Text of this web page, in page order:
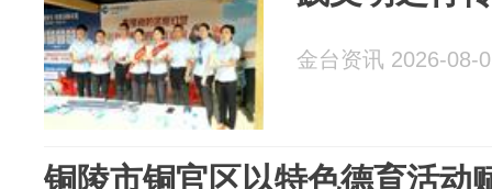
金台资讯 2026-08-
铜陵市铜官区以特色德育活动